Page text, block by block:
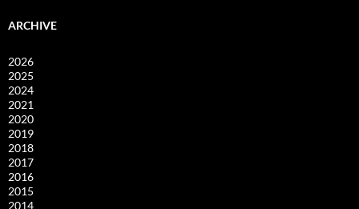
ARCHIVE
2026
2025
2024
2021
2020
2019
2018
2017
2016
2015
2014